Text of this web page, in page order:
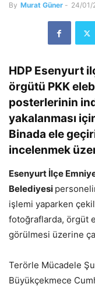
By Murat Güner - 24/01/
HDP Esenyurt
örgütü PKK
posterlerinin
yakalanması
Binada ele
incelenmek
Esenyurt İlçe
Belediyesi
işlemi yaparken
fotoğraflarda, örgüt
görülmesi üzerine
Terörle Mücadele
Büyükçekmece